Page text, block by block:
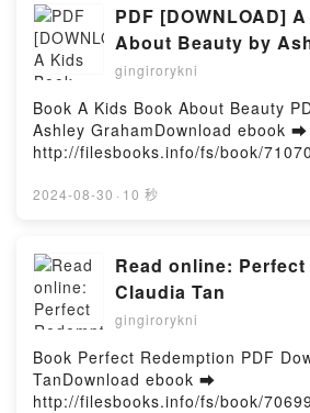
Me Eden Emory Audiobook, Don't
Emory VK, Don't Forget Me Eden
Don't Forget Me Eden Emory
Me Eden Emory Free
Hosting
PDF [DOWNLOAD]
About Beauty by
Iphone
gingirorykni
Book A Kids Book About Beauty
Ashley GrahamDownload ebook ➡
http://filesbooks.info/fs/book/
(PDF ePub Mobi) by Ashley
About Beauty Ashley Graham
Book About Beauty Ashley Graham
Kids Book About Beauty Ashley
Book About Beauty Ashley
Book About Beauty Ashley
Book About Beauty Ashley Graham
DownloadPowered by Firstory
2024-08-30 · 10 秒
Read online:
Claudia Tan
gingirorykni
Book Perfect Redemption PDF
TanDownload ebook ➡
http://filesbooks.info/fs/book/